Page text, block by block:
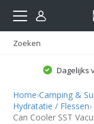
Dagelijks
Home›Camping &
Hydratatie / Flessen›
Can Cooler SST